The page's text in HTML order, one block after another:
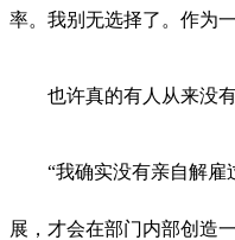
率。我别无选择了。作为
也许真的有人从来没
“我确实没有亲自解
展，才会在部门内部创造